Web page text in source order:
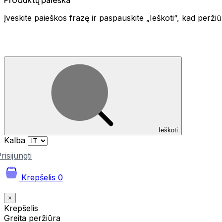
Įveskite paieškos frazę ir paspauskite „Ieškoti“, kad
Ieškoti
Kalba
Krepšelis 0
×
Krepšelis
Greita peržiūra